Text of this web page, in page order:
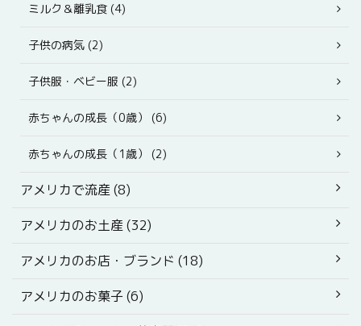
ミルク＆離乳食 (4)
子供の病気 (2)
子供服・ベビー服 (2)
赤ちゃんの成長（0歳） (6)
赤ちゃんの成長（1歳） (2)
アメリカで流産 (8)
アメリカのお土産 (32)
アメリカのお店・ブランド (18)
アメリカのお菓子 (6)